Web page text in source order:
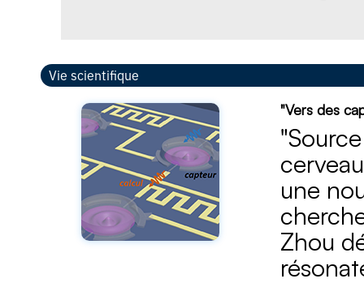
Vie scientifique
"Vers des
une
Zhou